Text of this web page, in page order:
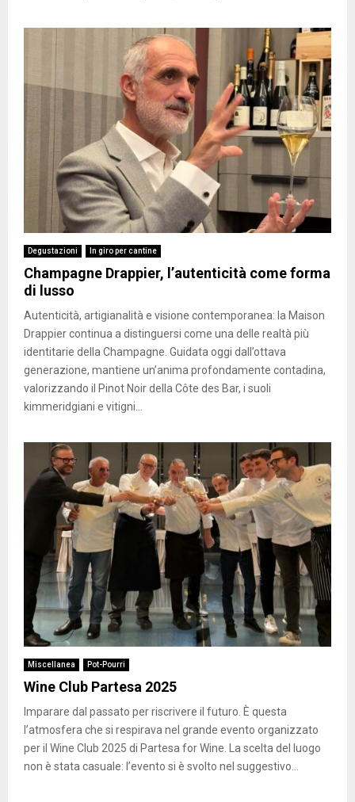
Degustazioni In giro per cantine
Champagne Drappier, l’autenticità come forma
di lusso
Autenticità, artigianalità e visione contemporanea: la Maison
Drappier continua a distinguersi come una delle realtà più
identitarie della Champagne. Guidata oggi dall’ottava
generazione, mantiene un’anima profondamente contadina,
valorizzando il Pinot Noir della Côte des Bar, i suoli
kimmeridgiani e vitigni...
Miscellanea Pot-Pourri
Wine Club Partesa 2025
Imparare dal passato per riscrivere il futuro. È questa
l’atmosfera che si respirava nel grande evento organizzato
per il Wine Club 2025 di Partesa for Wine. La scelta del luogo
non è stata casuale: l’evento si è svolto nel suggestivo...